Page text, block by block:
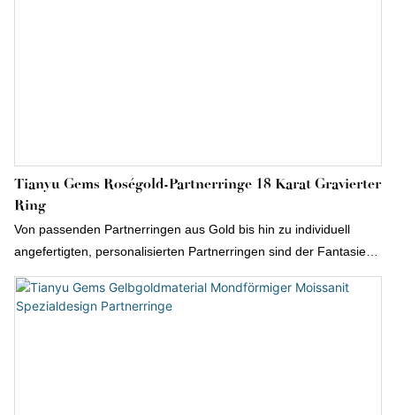
Tianyu Gems Roségold-Partnerringe 18 Karat Gravierter
Ring
Von passenden Partnerringen aus Gold bis hin zu individuell
angefertigten, personalisierten Partnerringen sind der Fantasie
bei der Gestaltung von Geschenken für Freund oder Freundin
keine Grenzen gesetzt.